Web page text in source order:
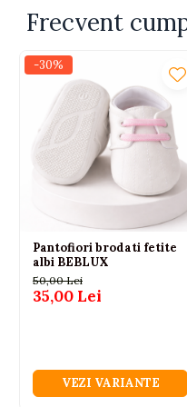
evenimente.
Brand Babypam,
modern al hainelor
Setul contine
Tunica alba cu maneci
cu cirese.
Brosa decorativa LOVE.
Fusta rosie cu talie
Material
85% vascoza
15% nailon
6-9 luni (74 cm)
Frecvent
-30%
Pantofiori brodati fetite
albi BEBLUX
50,00 Lei
35,00 Lei
VEZI VARIANTE